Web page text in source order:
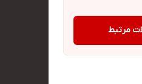
مرتبط